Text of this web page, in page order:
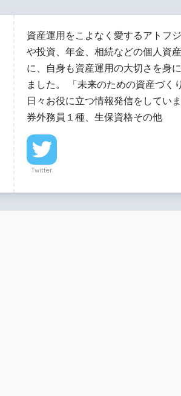
資産運用をこよなく愛するアトフ
や投資、年金、相続などの個人資
に、自身も資産運用の大切さを身
ました。 「未来のための資産づく
日々お役に立つ情報発信をしてい
券外務員１種、生保資格その他
Twitter